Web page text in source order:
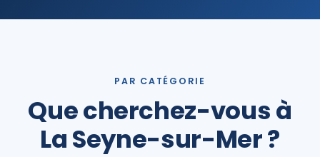
PAR CATÉGORIE
Que cherchez-vous à
La Seyne-sur-Mer ?